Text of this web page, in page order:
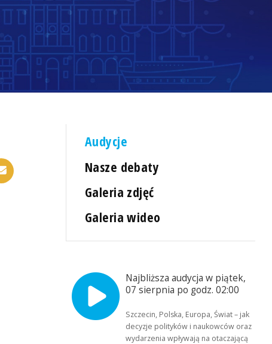
Audycje
Nasze debaty
Galeria zdjęć
Galeria wideo
Najbliższa audycja w piątek,
07 sierpnia po godz. 02:00
Szczecin, Polska, Europa, Świat – jak
decyzje polityków i naukowców oraz
wydarzenia wpływają na otaczającą